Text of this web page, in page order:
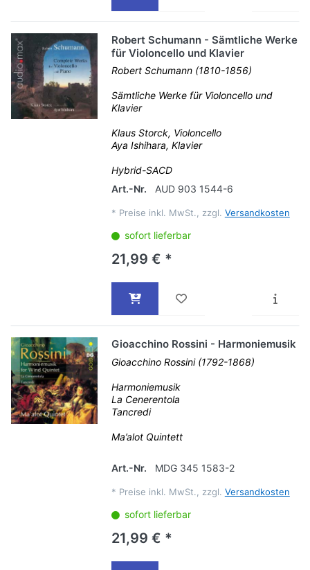
Robert Schumann - Sämtliche Werke
für Violoncello und Klavier
Robert Schumann (1810-1856)
Sämtliche Werke für Violoncello und
Klavier
Klaus Storck, Violoncello
Aya Ishihara, Klavier
Hybrid-SACD
Art.-Nr.
AUD 903 1544-6
* Preise inkl. MwSt., zzgl. Versandkosten
sofort lieferbar
21,99 € *
Gioacchino Rossini - Harmoniemusik
Gioacchino Rossini (1792-1868)
Harmoniemusik
La Cenerentola
Tancredi
Ma’alot Quintett
Art.-Nr. MDG 345 1583-2
* Preise inkl. MwSt., zzgl. Versandkosten
sofort lieferbar
21,99 € *